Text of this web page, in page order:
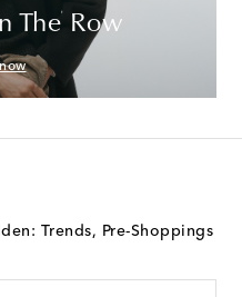
The Row
Trends, Pre-Shoppings